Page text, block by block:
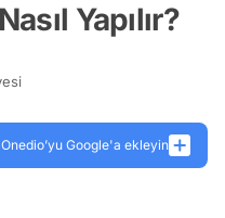
Yapılır?
Onedio’yu Google'a ekleyin